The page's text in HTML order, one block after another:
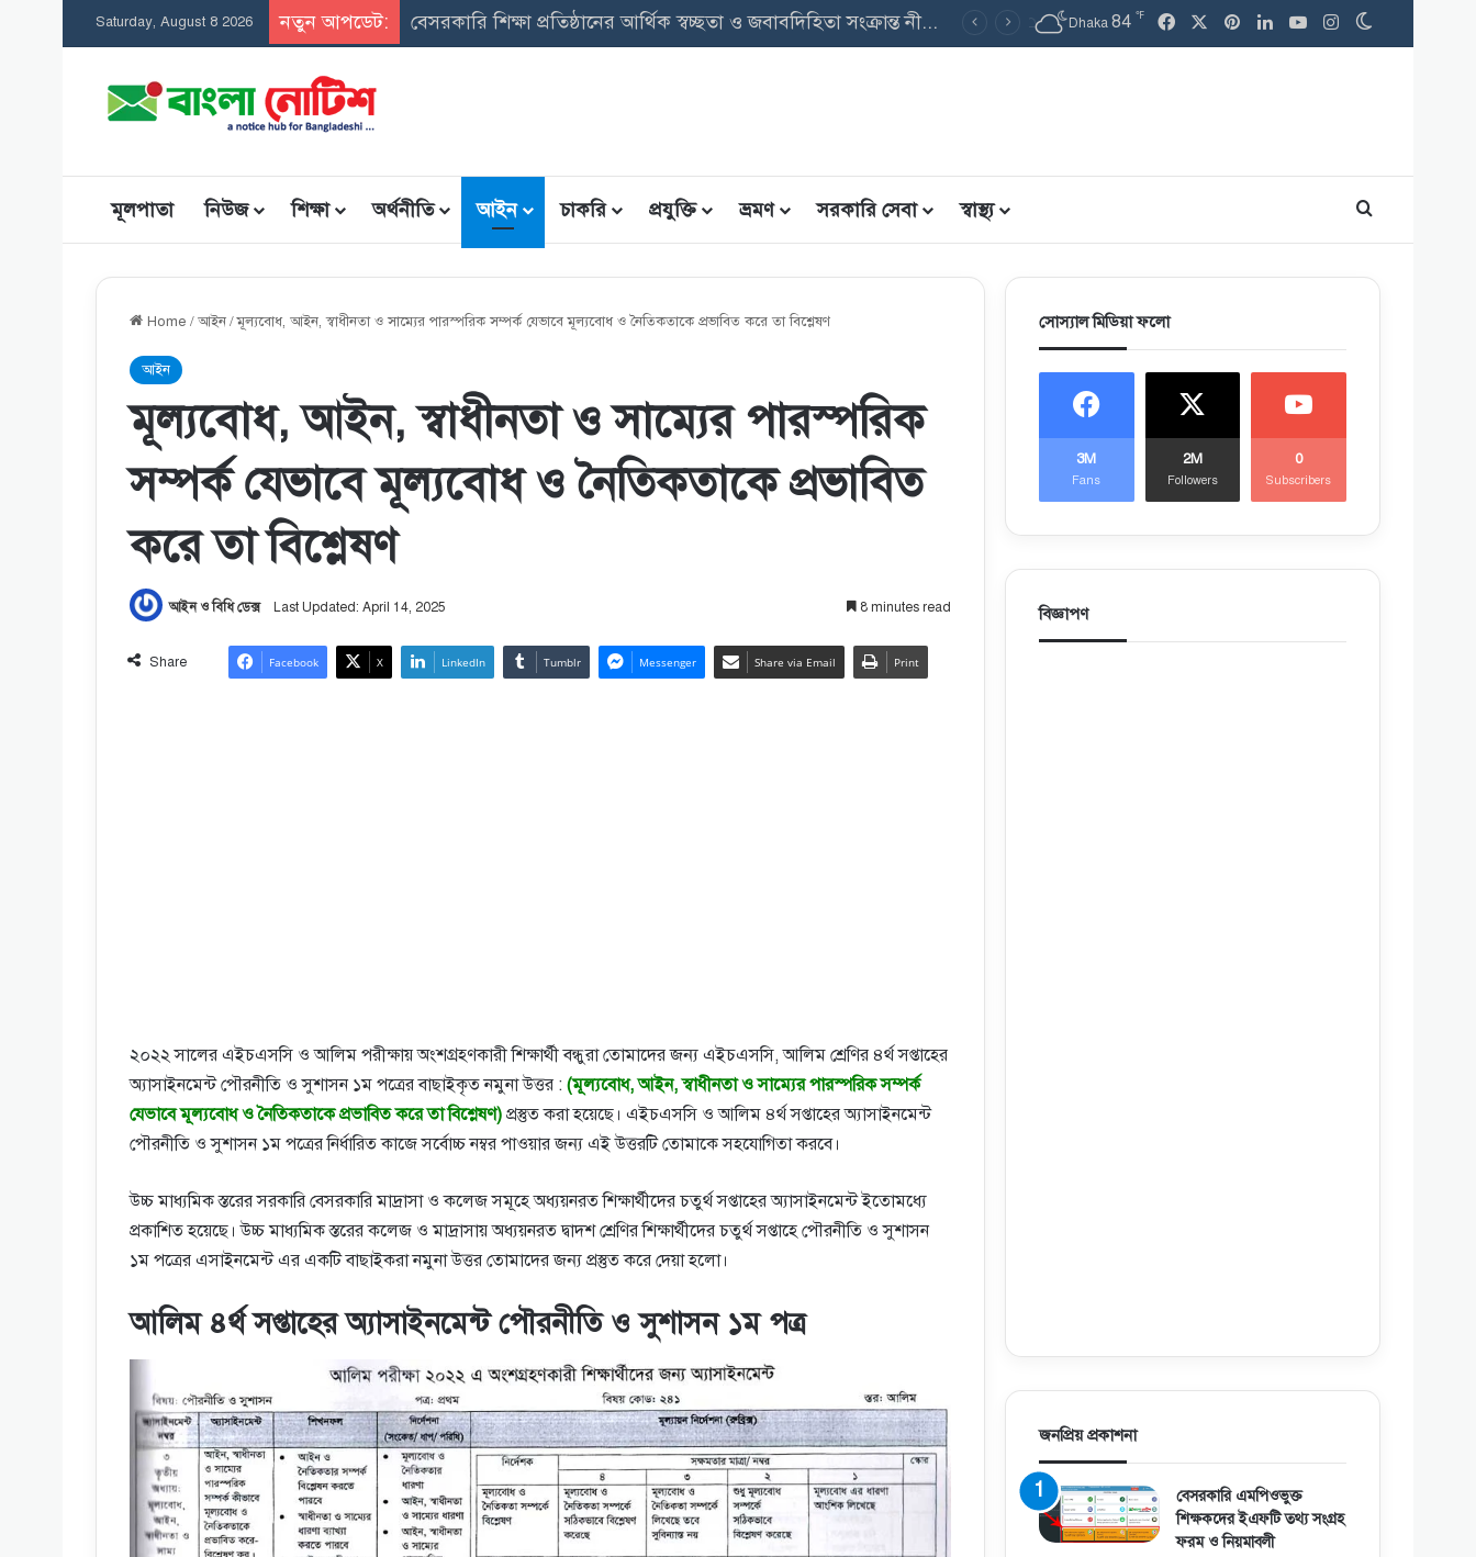
Saturday, August 8 2026 নতুন আপডেট: সমন্বিত উপবৃত্তি তথ্য ফরম: শিক্ষার্থীদের তথ্য এন্ট্রি ফরম PDF ডাউনলোড Dhaka 84 ℉ FacebookPinterest
LinkedInYouTubeInstagram
মূলপাতা নিউজ শিক্ষা অর্থনীতি আইন চাকরি প্রযুক্তি ভ্রমণ সরকারি সেবা স্বাস্থ্য Search for
Home /আইন/মূল্যবােধ, আইন, স্বাধীনতা ও সাম্যের পারস্পরিক সম্পর্ক যেভাবে মূল্যবােধ ও নৈতিকতাকে প্রভাবিত করে তা বিশ্লেষণ
আইন
মূল্যবােধ, আইন, স্বাধীনতা ও সাম্যের পারস্পরিক
সম্পর্ক যেভাবে মূল্যবােধ ও নৈতিকতাকে প্রভাবিত
করে তা বিশ্লেষণ
আইন ও বিধি ডেক্স Last Updated: April 14, 2025 8 minutes read
Share Facebook X LinkedIn Tumblr Messenger Share via Email Print
২০২২ সালের এইচএসসি ও আলিম পরীক্ষায় অংশগ্রহণকারী শিক্ষার্থী বন্ধুরা তোমাদের জন্য এইচএসসি, আলিম শ্রেণির ৪র্থ সপ্তাহের
অ্যাসাইনমেন্ট পৌরনীতি ও সুশাসন ১ম পত্রের বাছাইকৃত নমুনা উত্তর : (মূল্যবােধ, আইন, স্বাধীনতা ও সাম্যের পারস্পরিক সম্পর্ক
যেভাবে মূল্যবােধ ও নৈতিকতাকে প্রভাবিত করে তা বিশ্লেষণ) প্রস্তুত করা হয়েছে। এইচএসসি ও আলিম ৪র্থ সপ্তাহের অ্যাসাইনমেন্ট
পৌরনীতি ও সুশাসন ১ম পত্রের নির্ধারিত কাজে সর্বোচ্চ নম্বর পাওয়ার জন্য এই উত্তরটি তোমাকে সহযোগিতা করবে।
উচ্চ মাধ্যমিক স্তরের সরকারি বেসরকারি মাদ্রাসা ও কলেজ সমূহে অধ্যয়নরত শিক্ষার্থীদের চতুর্থ সপ্তাহের অ্যাসাইনমেন্ট ইতোমধ্যে
প্রকাশিত হয়েছে। উচ্চ মাধ্যমিক স্তরের কলেজ ও মাদ্রাসায় অধ্যয়নরত দ্বাদশ শ্রেণির শিক্ষার্থীদের চতুর্থ সপ্তাহে পৌরনীতি ও সুশাসন
১ম পত্রের এসাইনমেন্ট এর একটি বাছাইকরা নমুনা উত্তর তোমাদের জন্য প্রস্তুত করে দেয়া হলো।
আলিম ৪র্থ সপ্তাহের অ্যাসাইনমেন্ট পৌরনীতি ও সুশাসন ১ম পত্র
সোস্যাল মিডিয়া ফলো
3M
Fans
2M
Followers
0
Subscribers
বিজ্ঞাপণ
জনপ্রিয় প্রকাশনা
বেসরকারি এমপিওভুক্ত
শিক্ষকদের ইএফটি তথ্য সংগ্রহ
ফরম ও নিয়মাবলী